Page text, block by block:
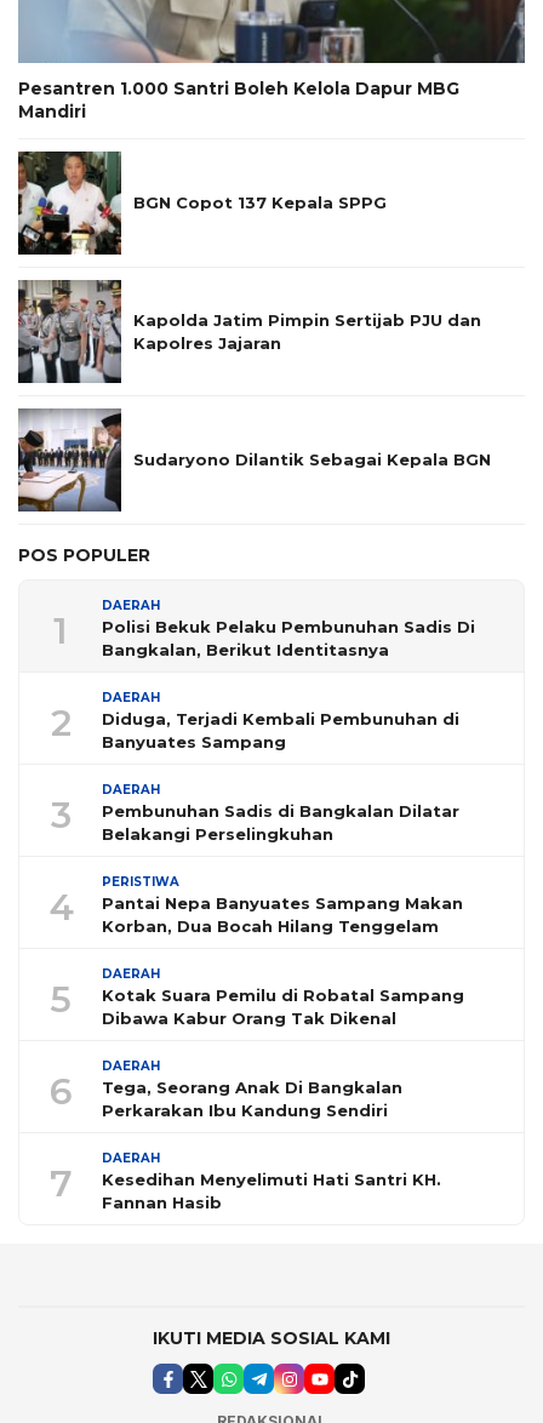
Pesantren 1.000 Santri Boleh Kelola Dapur MBG
Mandiri
BGN Copot 137 Kepala SPPG
Kapolda Jatim Pimpin Sertijab PJU dan
Kapolres Jajaran
Sudaryono Dilantik Sebagai Kepala BGN
POS POPULER
1
DAERAH
Polisi Bekuk Pelaku Pembunuhan Sadis Di
Bangkalan, Berikut Identitasnya
2
DAERAH
Diduga, Terjadi Kembali Pembunuhan di
Banyuates Sampang
3
DAERAH
Pembunuhan Sadis di Bangkalan Dilatar
Belakangi Perselingkuhan
4
PERISTIWA
Pantai Nepa Banyuates Sampang Makan
Korban, Dua Bocah Hilang Tenggelam
5
DAERAH
Kotak Suara Pemilu di Robatal Sampang
Dibawa Kabur Orang Tak Dikenal
6
DAERAH
Tega, Seorang Anak Di Bangkalan
Perkarakan Ibu Kandung Sendiri
7
DAERAH
Kesedihan Menyelimuti Hati Santri KH.
Fannan Hasib
IKUTI MEDIA SOSIAL KAMI